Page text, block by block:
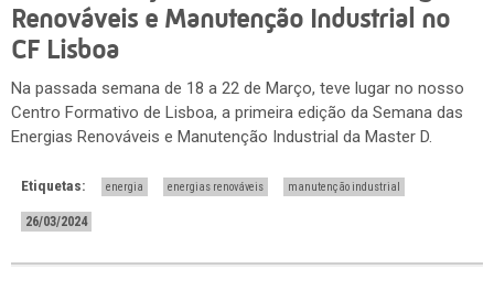
Renováveis e Manutenção Industrial no
CF Lisboa
Na passada semana de 18 a 22 de Março, teve lugar no nosso
Centro Formativo de Lisboa, a primeira edição da Semana das
Energias Renováveis e Manutenção Industrial da Master D.
Etiquetas: energia energias renováveis manutenção industrial
26/03/2024